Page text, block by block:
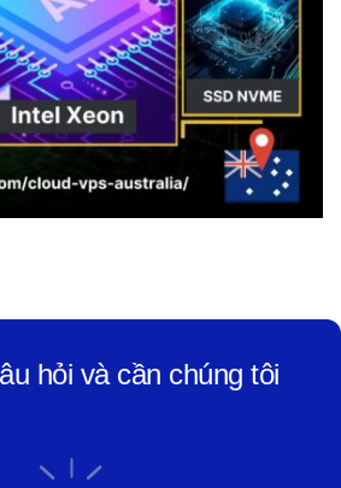
hỏi và cần chúng tôi